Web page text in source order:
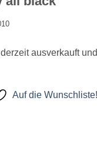
ausverkauft
Auf die Wunschliste!